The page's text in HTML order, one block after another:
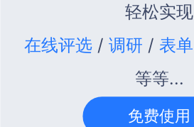
轻松实现
在线评选 / 调研 / 表单
等等...
免费使用